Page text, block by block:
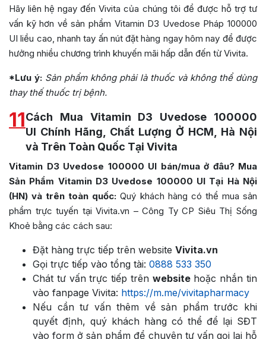
Hãy liên hệ ngay đến Vivita của chúng tôi để được hỗ trợ tư
vấn kỹ hơn về sản phẩm Vitamin D3 Uvedose Pháp 100000
UI liều cao, nhanh tay ấn nút đặt hàng ngay hôm nay để được
hưởng nhiều chương trình khuyến mãi hấp dẫn đến từ Vivita.
*Lưu ý: Sản phẩm không phải là thuốc và không thể dùng
thay thế thuốc trị bệnh.
11Cách Mua Vitamin D3 Uvedose 100000
UI Chính Hãng, Chất Lượng Ở HCM, Hà Nội
và Trên Toàn Quốc Tại Vivita
Vitamin D3 Uvedose 100000 UI bán/mua ở đâu? Mua
Sản Phẩm Vitamin D3 Uvedose 100000 UI Tại Hà Nội
(HN) và trên toàn quốc: Quý khách hàng có thể mua sản
phẩm trực tuyến tại Vivita.vn – Công Ty CP Siêu Thị Sống
Khoẻ bằng các cách sau:
Đặt hàng trực tiếp trên website Vivita.vn
Gọi trực tiếp vào tổng tài: 0888 533 350
Chát tư vấn trực tiếp trên websitehoặc nhắn tin
vào fanpage Vivita: https://m.me/vivitapharmacy
Nếu cần tư vấn thêm về sản phẩm trước khi
quyết định, quý khách hàng có thể để lại SĐT
vào form ở sản phẩm để chuyên tư vấn gọi lại hỗ